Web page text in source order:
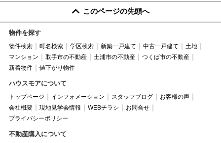
このページの先頭へ
物件を探す
物件検索 町名検索 学区検索 新築一戸建て 中古一戸建て
土地
マンション
取手市の不動産 土浦市の不動産
つくば市の不動産
新着物件
値下がり物件
ハウスモアについて
トップページ インフォメーション スタッフブログ
お客様の声
会社概要
現地見学会情報 WEBチラシ
お問合せ
プライバシーポリシー
不動産購入について